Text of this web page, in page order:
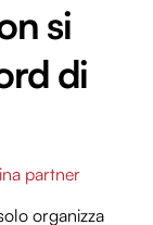
si
di
partner
organizza